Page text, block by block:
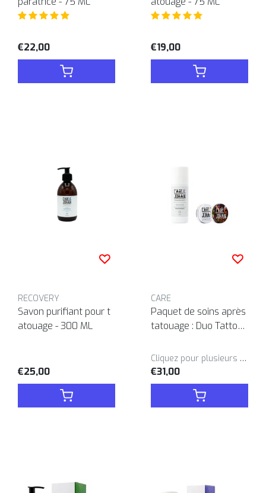
€22,00 €19,00
RECOVERY
Savon purifiant pour t
atouage - 300 ML
€25,00
CARE
Paquet de soins après
tatouage : Duo Tattoo
Cliquez pour plusieurs variantes
€31,00